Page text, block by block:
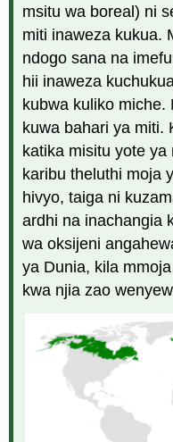
msitu wa boreal) ni
miti inaweza kukua.
ndogo sana na
hii inaweza
kubwa kuliko
kuwa bahari ya miti.
katika misitu yote
karibu theluthi moja
hivyo, taiga ni
ardhi na inachangia
wa oksijeni
ya Dunia, kila
kwa njia zao